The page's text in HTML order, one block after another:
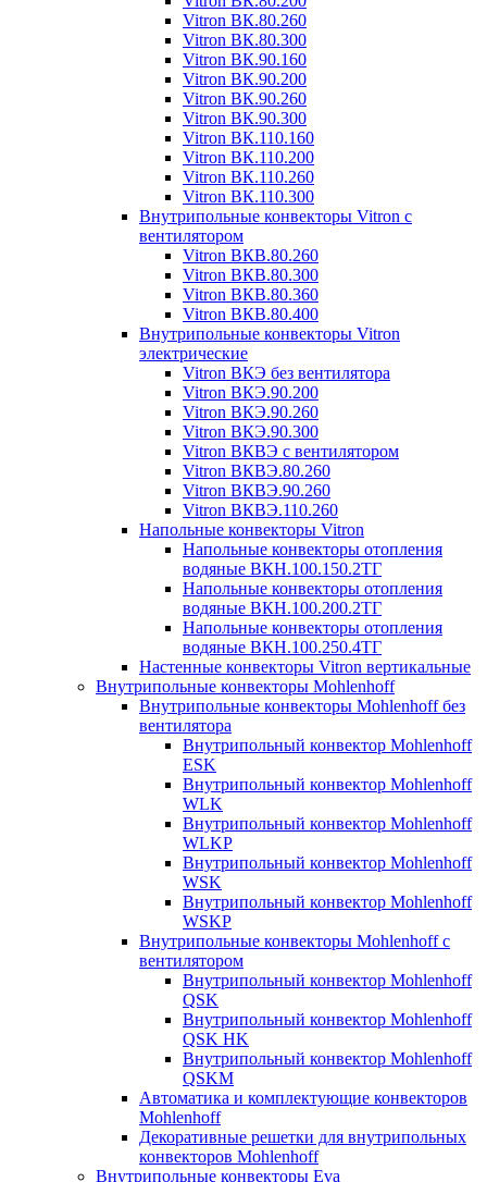
Vitron ВК.80.260
Vitron ВК.80.300
Vitron ВК.90.160
Vitron ВК.90.200
Vitron ВК.90.260
Vitron ВК.90.300
Vitron ВК.110.160
Vitron ВК.110.200
Vitron ВК.110.260
Vitron ВК.110.300
Внутрипольные конвекторы Vitron с
вентилятором
Vitron ВКВ.80.260
Vitron ВКВ.80.300
Vitron ВКВ.80.360
Vitron ВКВ.80.400
Внутрипольные конвекторы Vitron
электрические
Vitron ВКЭ без вентилятора
Vitron ВКЭ.90.200
Vitron ВКЭ.90.260
Vitron ВКЭ.90.300
Vitron ВКВЭ с вентилятором
Vitron ВКВЭ.80.260
Vitron ВКВЭ.90.260
Vitron ВКВЭ.110.260
Напольные конвекторы Vitron
Напольные конвекторы отопления
водяные ВКН.100.150.2ТГ
Напольные конвекторы отопления
водяные ВКН.100.200.2ТГ
Напольные конвекторы отопления
водяные ВКН.100.250.4ТГ
Настенные конвекторы Vitron вертикальные
Внутрипольные конвекторы Mohlenhoff
Внутрипольные конвекторы Mohlenhoff без
вентилятора
Внутрипольный конвектор Mohlenhoff
ESK
Внутрипольный конвектор Mohlenhoff
WLK
Внутрипольный конвектор Mohlenhoff
WLKP
Внутрипольный конвектор Mohlenhoff
WSK
Внутрипольный конвектор Mohlenhoff
WSKP
Внутрипольные конвекторы Mohlenhoff с
вентилятором
Внутрипольный конвектор Mohlenhoff
QSK
Внутрипольный конвектор Mohlenhoff
QSK HK
Внутрипольный конвектор Mohlenhoff
QSKM
Автоматика и комплектующие конвекторов
Mohlenhoff
Декоративные решетки для внутрипольных
конвекторов Mohlenhoff
Внутрипольные конвекторы Eva